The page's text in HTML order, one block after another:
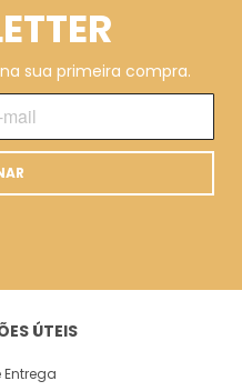
sua primeira compra.
ÚTEIS